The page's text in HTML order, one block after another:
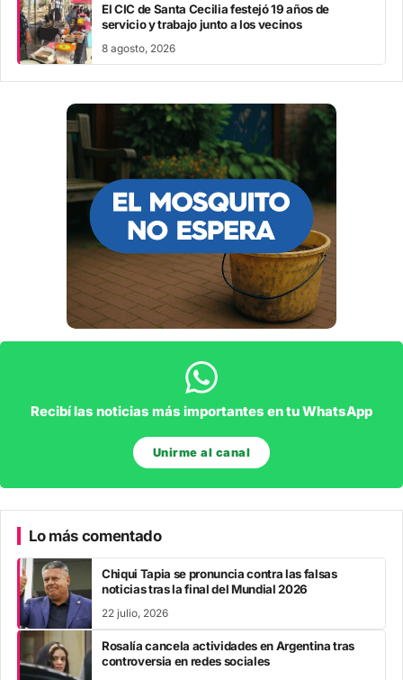
El CIC de Santa Cecilia festejó 19 años de
servicio y trabajo junto a los vecinos
8 agosto, 2026
Recibí las noticias más importantes en tu WhatsApp
Unirme al canal
Lo más comentado
Chiqui Tapia se pronuncia contra las falsas
noticias tras la final del Mundial 2026
22 julio, 2026
Rosalía cancela actividades en Argentina tras
controversia en redes sociales